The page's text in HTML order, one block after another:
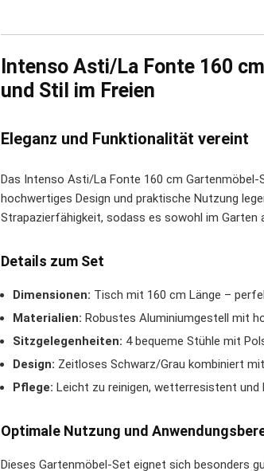
Intenso Asti/La Fonte 160
und Stil im Freien
Eleganz und Funktionalität vereint
Das Intenso Asti/La Fonte 160 cm Gartenmöbel-
hochwertiges Design und praktische Nutzung
Strapazierfähigkeit, sodass es sowohl im Garten
Details zum Set
Dimensionen: Tisch mit 160 cm Länge –
Materialien: Robustes Aluminiumgestell mit
Sitzgelegenheiten: 4 bequeme Stühle mit
Design: Zeitloses Schwarz/Grau kombiniert
Pflege: Leicht zu reinigen, wetterresistent und
Optimale Nutzung und
Dieses Gartenmöbel-Set eignet sich besonders